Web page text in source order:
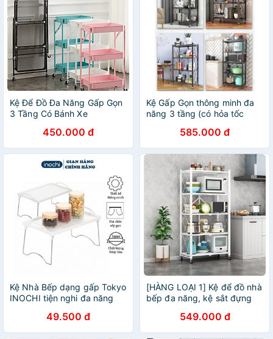
Kệ Để Đồ Đa Năng Gấp Gọn
3 Tầng Có Bánh Xe
450.000 đ
Kệ Gấp Gọn thông minh đa
năng 3 tầng (có hỏa tốc
585.000 đ
Kệ Nhà Bếp dạng gấp Tokyo
INOCHI tiện nghi đa năng
Bàn gấp KE007
49.500 đ
[HÀNG LOẠI 1] Kệ để đồ nhà
bếp đa năng, kệ sắt đựng
dễ gấp gọn, tiện lợi di
chuyển
549.000 đ